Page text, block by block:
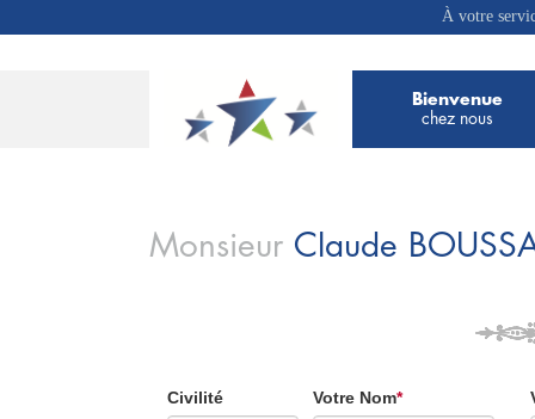
À votre
Bienvenue
chez nous
Monsieur Claude
Civilité Votre Nom*